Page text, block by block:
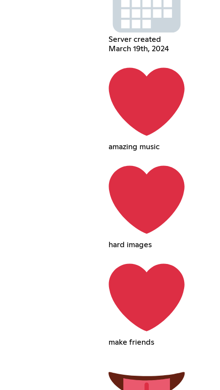
Server created
March 19th, 2024
amazing music
hard images
make friends